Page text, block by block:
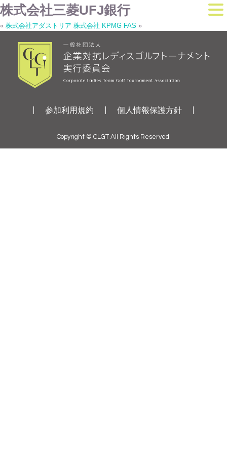
株式会社三菱UFJ銀行
« 株式会社アダストリア 株式会社 KPMG FAS »
参加利用規約 個人情報保護方針
Copyright © CLGT All Rights Reserved.